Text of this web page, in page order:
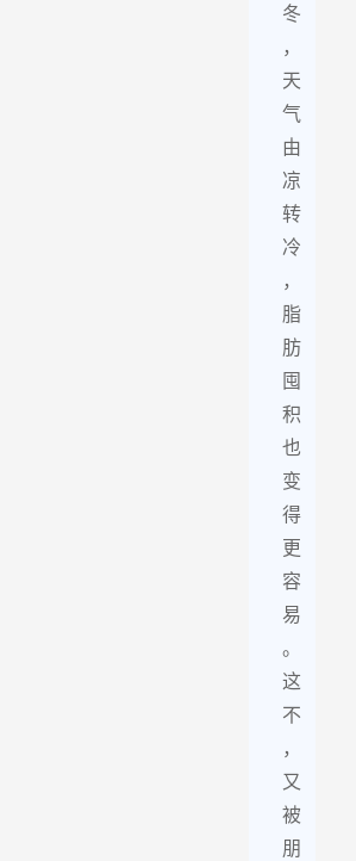
冬
，
天
气
由
凉
转
冷
，
脂
肪
囤
积
也
变
得
更
容
易
。
这
不
，
又
被
朋